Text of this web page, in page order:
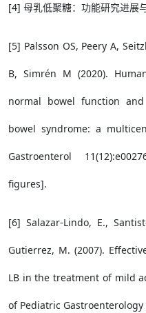
[4] 母乳低聚糖：功能研究进展
[5] Palsson OS, Peery A,
B, Simrén M (2020).
normal bowel function
bowel syndrome: a
Gastroenterol
figures].
[6] Salazar-Lindo, E.,
Gutierrez, M. (2007).
LB in the treatment of mild
of Pediatric